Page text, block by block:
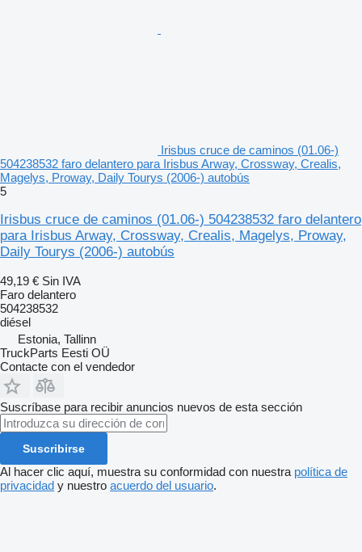
Irisbus cruce de caminos (01.06-)
504238532 faro delantero para Irisbus Arway, Crossway, Crealis,
Magelys, Proway, Daily Tourys (2006-) autobús
5
Irisbus cruce de caminos (01.06-) 504238532 faro delantero
para Irisbus Arway, Crossway, Crealis, Magelys, Proway,
Daily Tourys (2006-) autobús
49,19 € Sin IVA
Faro delantero
504238532
diésel
Estonia, Tallinn
TruckParts Eesti OÜ
Contacte con el vendedor
Suscríbase para recibir anuncios nuevos de esta sección
Suscribirse
Al hacer clic aquí, muestra su conformidad con nuestra política de
privacidad y nuestro acuerdo del usuario.